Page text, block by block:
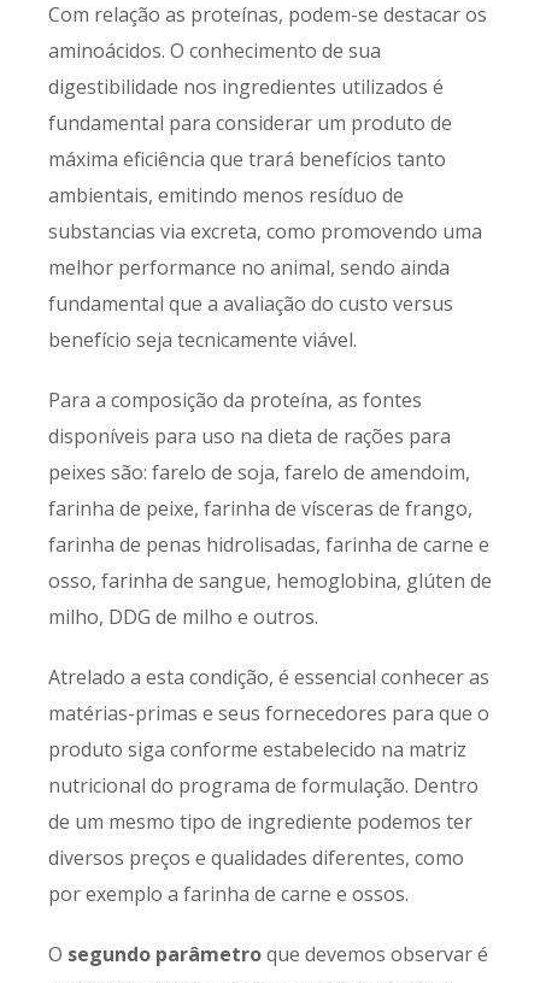
Com relação as proteínas, podem-se destacar os
aminoácidos. O conhecimento de sua
digestibilidade nos ingredientes utilizados é
fundamental para considerar um produto de
máxima eficiência que trará benefícios tanto
ambientais, emitindo menos resíduo de
substancias via excreta, como promovendo uma
melhor performance no animal, sendo ainda
fundamental que a avaliação do custo versus
benefício seja tecnicamente viável.
Para a composição da proteína, as fontes
disponíveis para uso na dieta de rações para
peixes são: farelo de soja, farelo de amendoim,
farinha de peixe, farinha de vísceras de frango,
farinha de penas hidrolisadas, farinha de carne e
osso, farinha de sangue, hemoglobina, glúten de
milho, DDG de milho e outros.
Atrelado a esta condição, é essencial conhecer as
matérias-primas e seus fornecedores para que o
produto siga conforme estabelecido na matriz
nutricional do programa de formulação. Dentro
de um mesmo tipo de ingrediente podemos ter
diversos preços e qualidades diferentes, como
por exemplo a farinha de carne e ossos.
O segundo parâmetroque devemos observar é